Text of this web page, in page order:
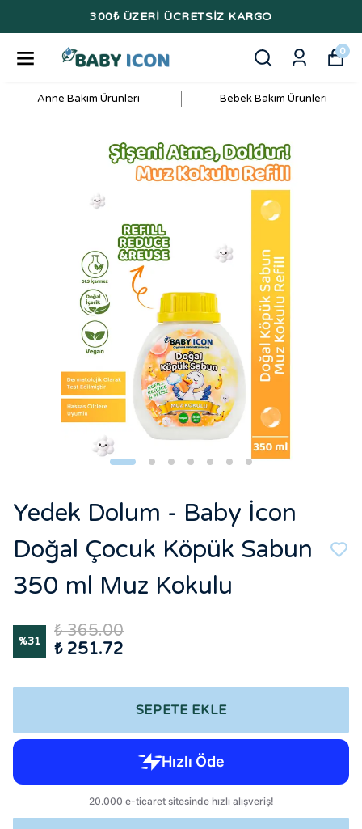
300₺ ÜZERİ ÜCRETSİZ KARGO
0
Anne Bakım Ürünleri Bebek Bakım Ürünleri
Yedek Dolum - Baby İcon
Doğal Çocuk Köpük Sabun
350 ml Muz Kokulu
%31
₺ 365.00
₺ 251.72
SEPETE EKLE